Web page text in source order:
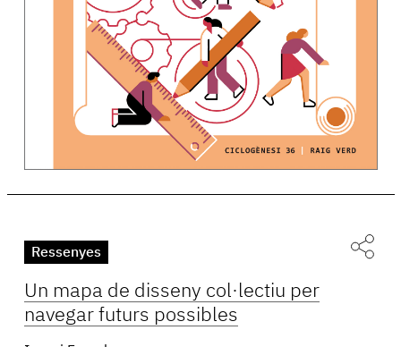
Ressenyes
Un mapa de disseny col·lectiu per
navegar futurs possibles